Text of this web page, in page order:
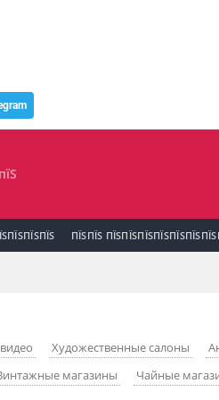
ПЇЅПЇЅ
Художественные салоны
магазины Чайные